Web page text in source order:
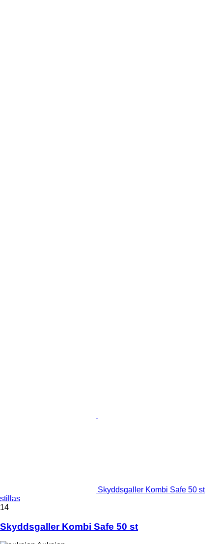
Skyddsgaller Kombi Safe 50 st
stillas
14
Skyddsgaller Kombi Safe 50 st